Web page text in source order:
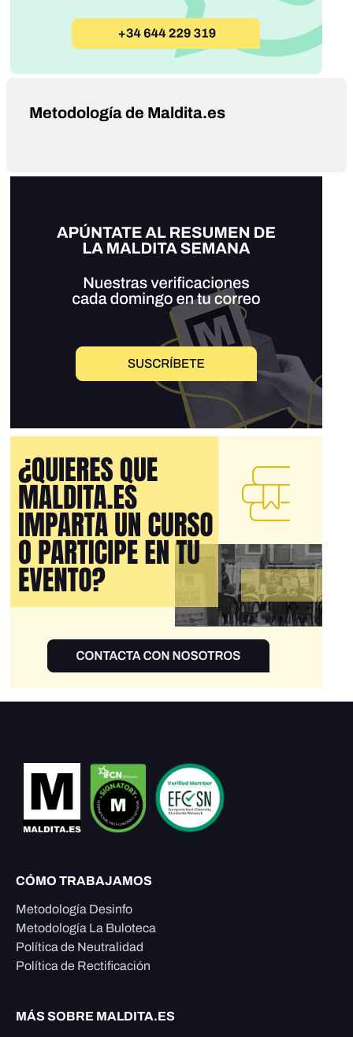
Metodología de Maldita.es
CÓMO TRABAJAMOS
Metodología Desinfo
Metodología La Buloteca
Política de Neutralidad
Política de Rectificación
MÁS SOBRE MALDITA.ES